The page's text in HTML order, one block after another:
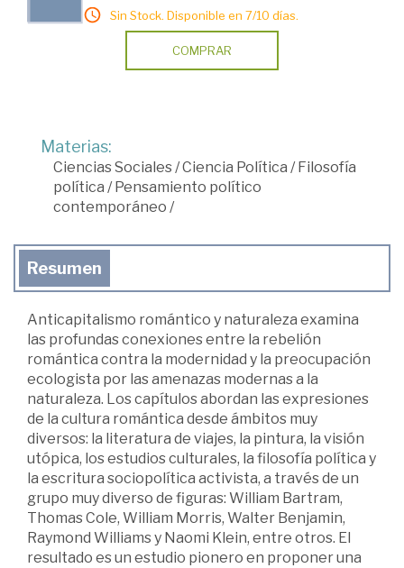
Sin Stock. Disponible en 7/10 días.
COMPRAR
Materias:
Ciencias Sociales/Ciencia Política / Filosofía
política / Pensamiento político
contemporáneo /
Resumen
Anticapitalismo romántico y naturaleza examina
las profundas conexiones entre la rebelión
romántica contra la modernidad y la preocupación
ecologista por las amenazas modernas a la
naturaleza. Los capítulos abordan las expresiones
de la cultura romántica desde ámbitos muy
diversos: la literatura de viajes, la pintura, la visión
utópica, los estudios culturales, la filosofía política y
la escritura sociopolítica activista, a través de un
grupo muy diverso de figuras: William Bartram,
Thomas Cole, William Morris, Walter Benjamin,
Raymond Williams y Naomi Klein, entre otros. El
resultado es un estudio pionero en proponer una